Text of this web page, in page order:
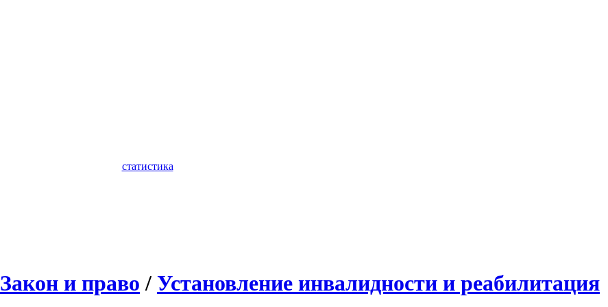
статистика
Закон и право / Установление инвалидности и реабилитация